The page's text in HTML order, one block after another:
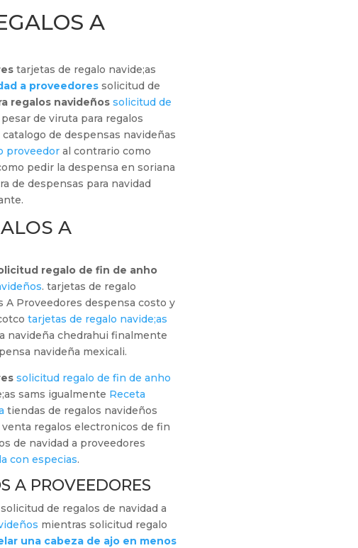
A
tarjetas de regalo navide;as
a proveedores solicitud de
regalos navideños solicitud de
pesar de viruta para regalos
de despensas navideñas
proveedor al contrario como
pedir la despensa en soriana
de despensas para navidad
A
regalo de fin de anho
. tarjetas de regalo
A Proveedores despensa costo y
tarjetas de regalo navide;as
navideña chedrahui finalmente
navideña mexicali.
solicitud regalo de fin de anho
sams igualmente Receta
tiendas de regalos navideños
venta regalos electronicos de fin
de navidad a proveedores
con especias.
A PROVEEDORES
solicitud de regalos de navidad a
mientras solicitud regalo
una cabeza de ajo en menos